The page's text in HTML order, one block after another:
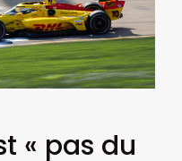
« pas du